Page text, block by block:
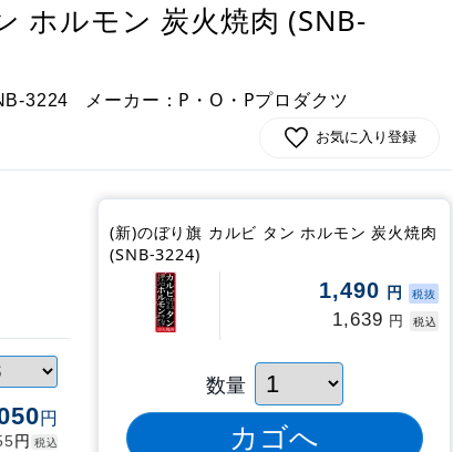
ホルモン 炭火焼肉 (SNB-
3224 メーカー：P・O・Pプロダクツ
お気に入り登録
円
円 税込
(新)のぼり旗 カルビ タン ホルモン 炭火焼肉
(SNB-3224)
1,490 円 税抜
1,639 円 税込
数量